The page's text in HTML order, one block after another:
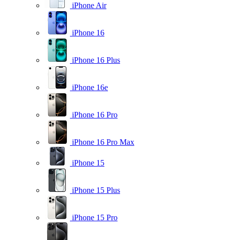
iPhone Air
iPhone 16
iPhone 16 Plus
iPhone 16e
iPhone 16 Pro
iPhone 16 Pro Max
iPhone 15
iPhone 15 Plus
iPhone 15 Pro